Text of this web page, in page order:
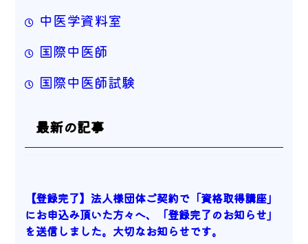
中医学資料室
国際中医師
国際中医師試験
最新の記事
【登録完了】法人様団体ご契約で「資格取得講座」
にお申込み頂いた方々へ、「登録完了のお知らせ」
を送信しました。大切なお知らせです。